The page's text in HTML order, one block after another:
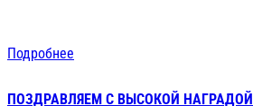
Подробнее
ПОЗДРАВЛЯЕМ С ВЫСОКОЙ НАГРАДОЙ